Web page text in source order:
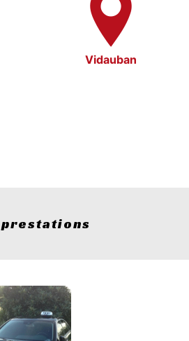
Vidauban